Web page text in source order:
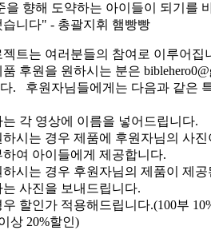
을 향해 도약하는 아이들이 되기를
니다" - 총괄지휘 햄빵빵
트는 여러분들의 참여로 이루어집
후원을 원하시는 분은
. 후원자님들에게는 다음과 같은
각 영상에 이름을 넣어드립니다.
시는 경우 제품에 후원자님의 사
여 아이들에게 제공합니다.
시는 경우 후원자님의 제품이 제
사진을 보내드립니다.
할인가 적용해드립니다.(100부
상 20%할인)